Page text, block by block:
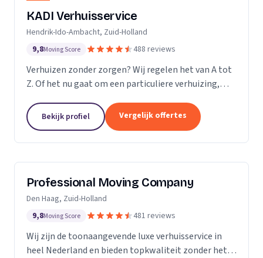
KADI Verhuisservice
Hendrik-Ido-Ambacht, Zuid-Holland
9,8Moving Score 488 reviews
Verhuizen zonder zorgen? Wij regelen het van A tot
Z. Of het nu gaat om een particuliere verhuizing,
snel, zorgvuldig en betrouwbaar. Van inpakken en
monteren tot transport en tijdelijke opslag — u
kunt op ons rekenen. Met onze professionele
Bekijk profiel Vergelijk offertes
Professional Moving Company
Den Haag, Zuid-Holland
9,8Moving Score 481 reviews
Wij zijn de toonaangevende luxe verhuisservice in
heel Nederland en bieden topkwaliteit zonder het